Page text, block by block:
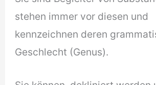
stehen immer vor diesen und
kennzeichnen deren
Geschlecht (Genus).